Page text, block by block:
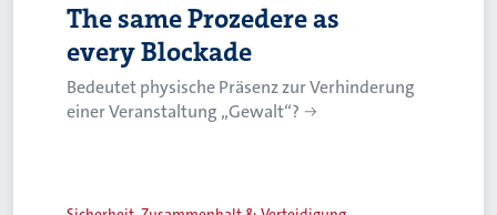
The same Prozedere as
every Blockade
Bedeutet physische Präsenz zur Verhinderung
einer Veranstaltung „Gewalt“?